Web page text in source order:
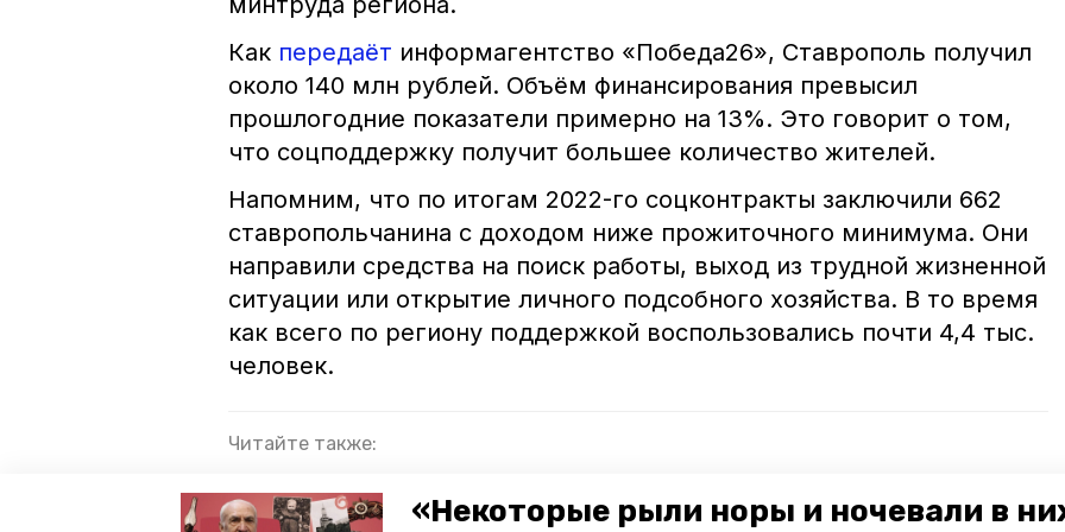
«Некоторые рыли норы и ночевали в
Как передаёт информагентство «Победа26», Ставрополь получил
около 140 млн рублей. Объём финансирования превысил
прошлогодние показатели примерно на 13%. Это говорит о том,
что соцподдержку получит большее количество жителей.
Напомним, что по итогам 2022-го соцконтракты заключили 662
ставропольчанина с доходом ниже прожиточного минимума. Они
направили средства на поиск работы, выход из трудной жизненной
ситуации или открытие личного подсобного хозяйства. В то время
как всего по региону поддержкой воспользовались почти 4,4 тыс.
человек.
Читайте также:
благодаря господдержке